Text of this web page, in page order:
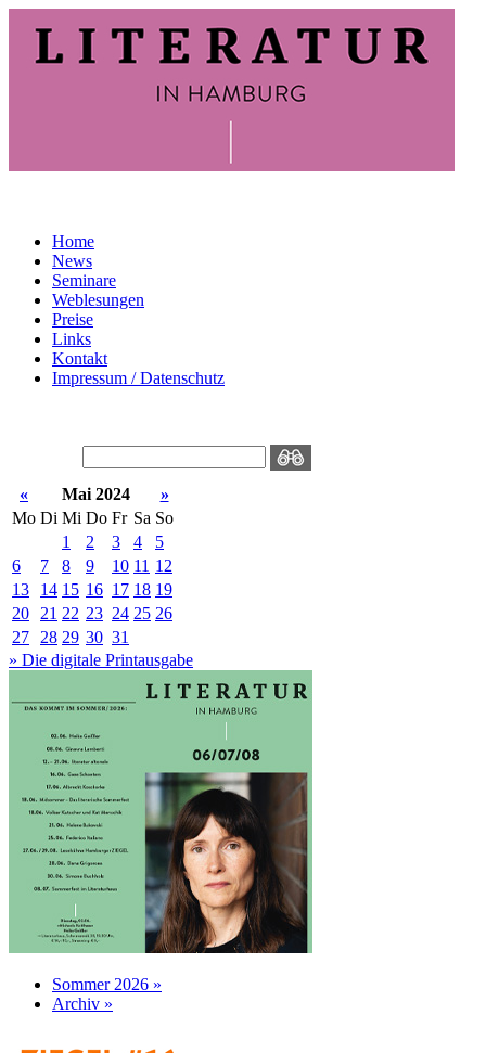
Home
News
Seminare
Weblesungen
Preise
Links
Kontakt
Impressum / Datenschutz
« Mai 2024
»
Mo Di Mi Do Fr Sa So
1
2 3 4
5
6
7 8 9 10 11 12
13
14 15 16 17 18 19
20
21 22 23 24 25 26
27
28 29 30 31
» Die digitale Printausgabe
Sommer 2026 »
Archiv »